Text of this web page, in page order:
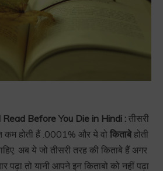
Before You Die in Hindi : तीसरी
कम होती हैं .0001% और ये वो किताबेहोती
अब ये जो तीसरी तरह की किताबे हैं अगर
पढ़ा तो यानी आपने इन किताबो को नहीं पढ़ा